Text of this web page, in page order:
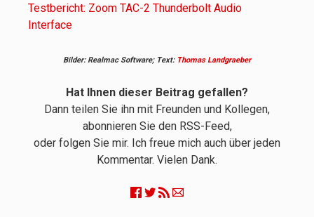
Testbericht: Zoom TAC-2 Thunderbolt Audio
Interface
Bilder: Realmac Software; Text: Thomas Landgraeber
Hat Ihnen dieser Beitrag gefallen?
Dann teilen Sie ihn mit Freunden und Kollegen,
abonnieren Sie den RSS-Feed,
oder folgen Sie mir. Ich freue mich auch über jeden
Kommentar. Vielen Dank.